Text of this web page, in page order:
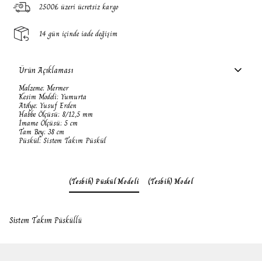
2500₺ üzeri ücretsiz kargo
14 gün içinde iade değişim
Ürün Açıklaması
Malzeme: Mermer
Kesim Modeli: Yumurta
Atölye: Yusuf Erden
Habbe Ölçüsü: 8/12,5 mm
İmame Ölçüsü: 5 cm
Tam Boy: 38 cm
Püskül: Sistem Takım Püskül
(Tesbih) Püskül Modeli (Tesbih) Model
Sistem Takım Püsküllü